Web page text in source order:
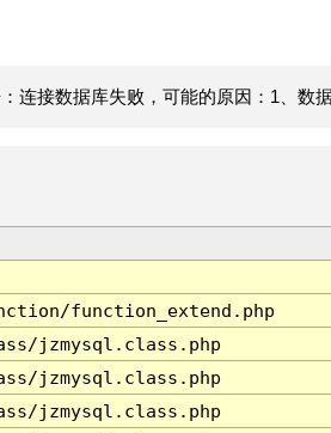
连接数据库失败，可能的原因：1、数
function_extend.php
jzmysql.class.php
jzmysql.class.php
jzmysql.class.php